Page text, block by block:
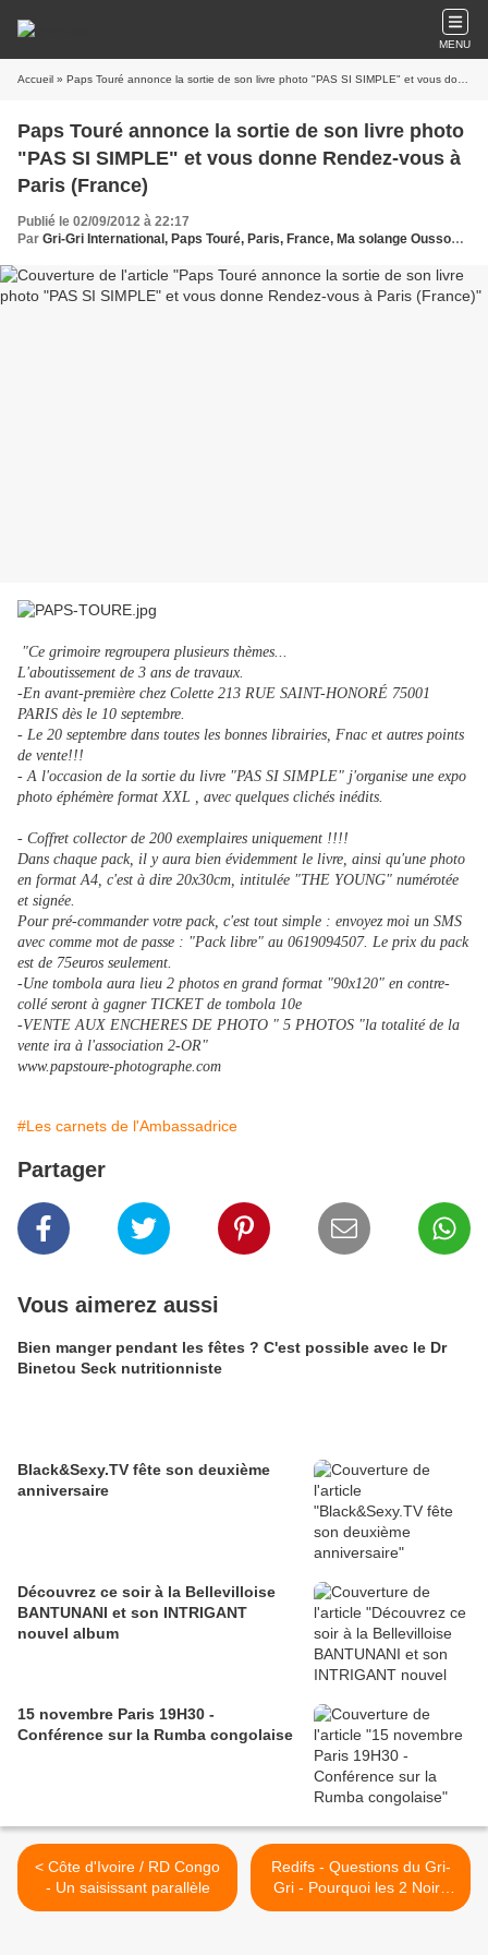
MENU
Accueil » Paps Touré annonce la sortie de son livre photo "PAS SI SIMPLE" et vous donne Rendez-vous à Paris (France)
Paps Touré annonce la sortie de son livre photo
"PAS SI SIMPLE" et vous donne Rendez-vous à
Paris (France)
Publié le 02/09/2012 à 22:17
Par Gri-Gri International, Paps Touré, Paris, France, Ma solange Oussou, EU, Photographie, Exposition
"Ce grimoire regroupera plusieurs thèmes...
L'aboutissement de 3 ans de travaux.
-En avant-première chez Colette 213 RUE SAINT-HONORÉ 75001
PARIS dès le 10 septembre.
- Le 20 septembre dans toutes les bonnes librairies, Fnac et autres points
de vente!!!
- A l'occasion de la sortie du livre "PAS SI SIMPLE" j'organise une expo
photo éphémère format XXL , avec quelques clichés inédits.
- Coffret collector de 200 exemplaires uniquement !!!!
Dans chaque pack, il y aura bien évidemment le livre, ainsi qu'une photo
en format A4, c'est à dire 20x30cm, intitulée "THE YOUNG" numérotée
et signée.
Pour pré-commander votre pack, c'est tout simple : envoyez moi un SMS
avec comme mot de passe : "Pack libre" au 0619094507. Le prix du pack
est de 75euros seulement.
-Une tombola aura lieu 2 photos en grand format "90x120" en contre-
collé seront à gagner TICKET de tombola 10e
-VENTE AUX ENCHERES DE PHOTO " 5 PHOTOS "la totalité de la
vente ira à l'association 2-OR"
www.papstoure-photographe.com
#Les carnets de l'Ambassadrice
Partager
Vous aimerez aussi
Bien manger pendant les fêtes ? C'est possible avec le Dr
Binetou Seck nutritionniste
Black&Sexy.TV fête son deuxième
anniversaire
Découvrez ce soir à la Bellevilloise
BANTUNANI et son INTRIGANT
nouvel album
15 novembre Paris 19H30 -
Conférence sur la Rumba congolaise
< Côte d'Ivoire / RD Congo
- Un saisissant parallèle
Redifs - Questions du Gri-
Gri - Pourquoi les 2 Noirs
sont des tafioles dans